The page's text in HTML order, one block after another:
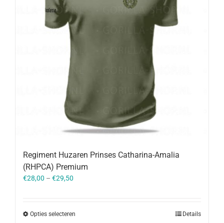
Regiment Huzaren Prinses Catharina-Amalia
(RHPCA) Premium
€28,00 – €29,50
Opties selecteren Details